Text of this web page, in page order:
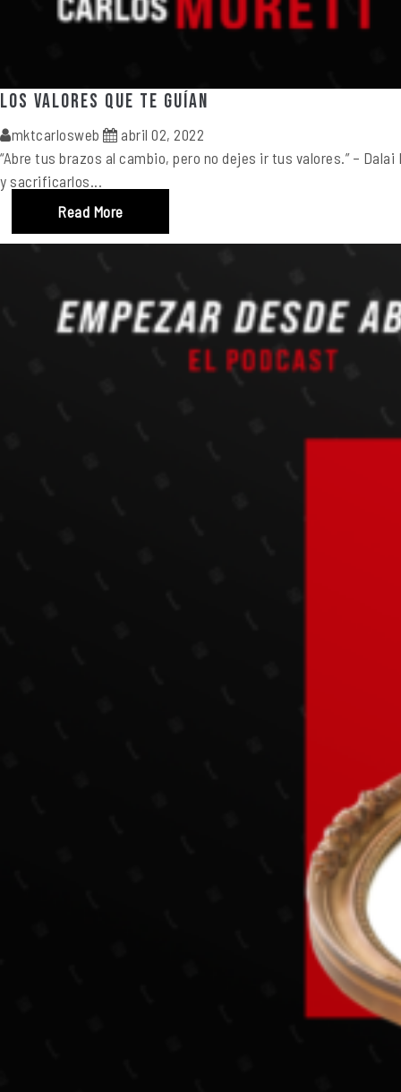
Los valores que te guían
mktcarlosweb
abril 02, 2022
“Abre tus brazos al cambio, pero no dejes ir tus valores.” –
y sacrificarlos...
Read More